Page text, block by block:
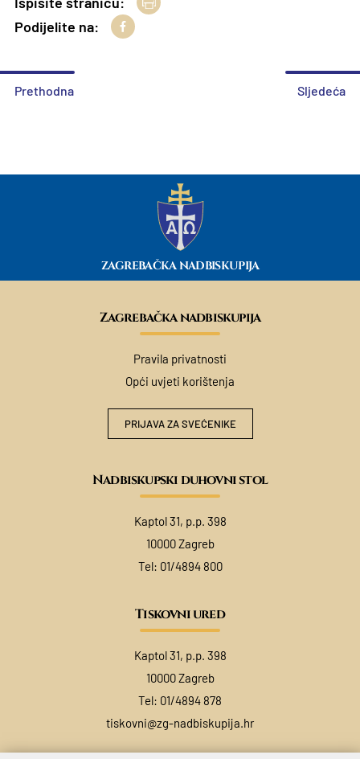
Podijelite na:
Prethodna Sljedeća
ZAGREBAČKA NADBISKUPIJA
Zagrebačka nadbiskupija
Pravila privatnosti
Opći uvjeti korištenja
PRIJAVA ZA SVEĆENIKE
Nadbiskupski duhovni stol
Kaptol 31, p.p. 398
10000 Zagreb
Tel: 01/4894 800
Tiskovni ured
Kaptol 31, p.p. 398
10000 Zagreb
Tel: 01/4894 878
tiskovni@zg-nadbiskupija.hr